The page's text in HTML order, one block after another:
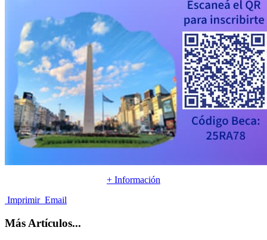
+ Información
Imprimir Email
Más Artículos...